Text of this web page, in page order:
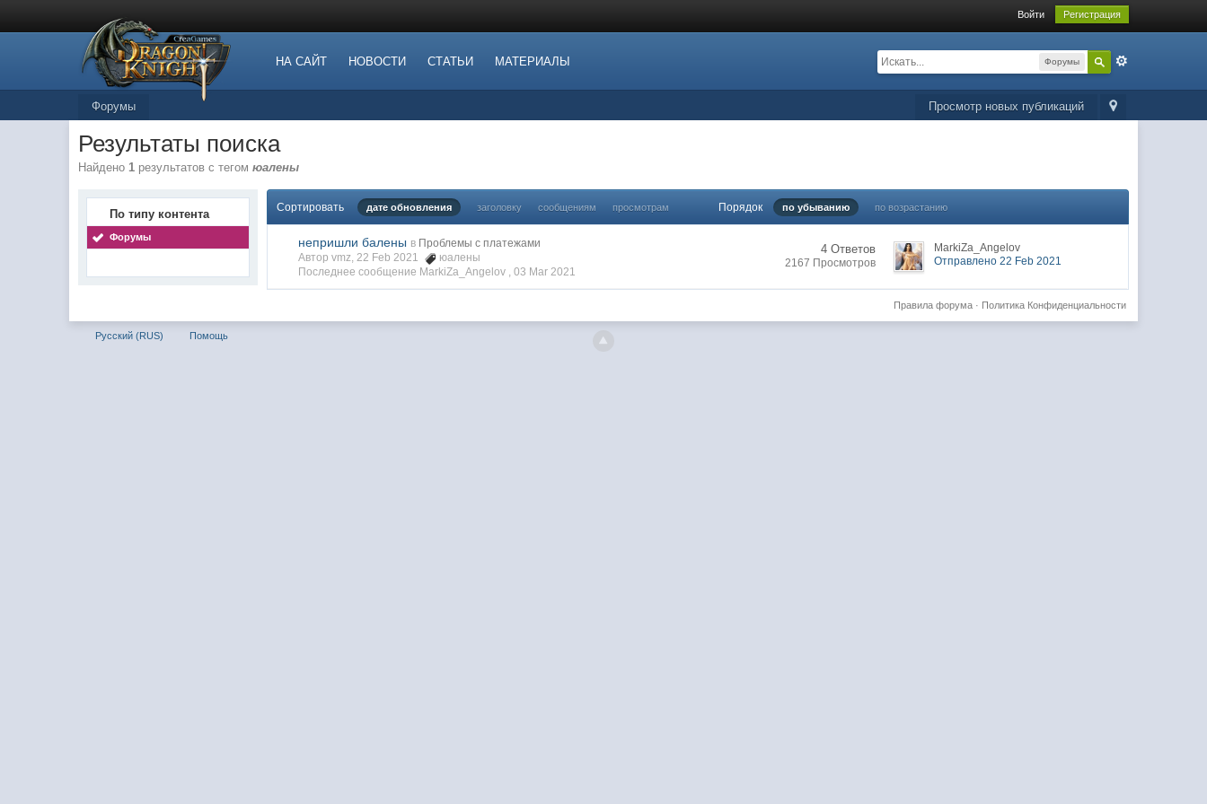
Войти Регистрация
НА САЙТ НОВОСТИ СТАТЬИ МАТЕРИАЛЫ Форумы
Просмотр новых публикаций
Форумы
Результаты поиска
Найдено1 результатов с тегомюалены
По типу контента
Форумы
Сортировать дате обновления заголовку сообщениям просмотрам Порядок по убыванию по возрастанию
непришли балены в Проблемы с платежами
Автор vmz, 22 Feb 2021
юалены
Последнее сообщение MarkiZa_Angelov ,03 Mar 2021
4 Ответов
2167 Просмотров
MarkiZa_Angelov
Отправлено 22 Feb 2021
Политика Конфиденциальности
Правила форума·
Русский (RUS) Помощь